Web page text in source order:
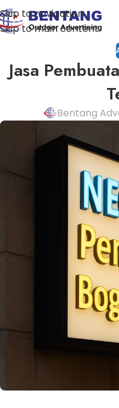
Skip to navigation
Skip to main content
Jasa
Bentang